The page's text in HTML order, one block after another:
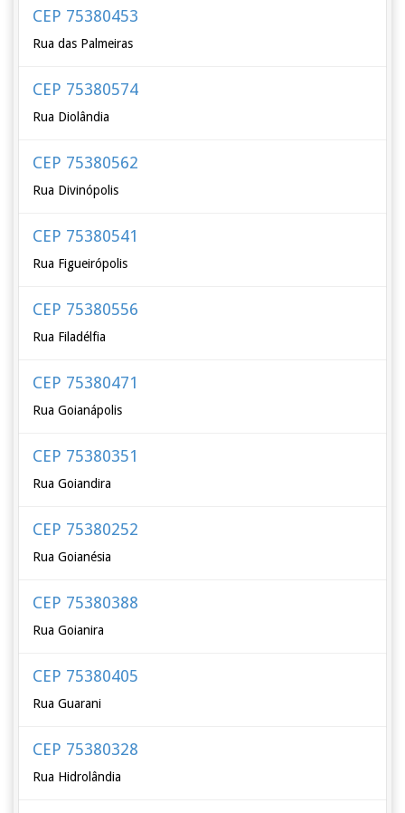
CEP 75380453
Rua das Palmeiras
CEP 75380574
Rua Diolândia
CEP 75380562
Rua Divinópolis
CEP 75380541
Rua Figueirópolis
CEP 75380556
Rua Filadélfia
CEP 75380471
Rua Goianápolis
CEP 75380351
Rua Goiandira
CEP 75380252
Rua Goianésia
CEP 75380388
Rua Goianira
CEP 75380405
Rua Guarani
CEP 75380328
Rua Hidrolândia